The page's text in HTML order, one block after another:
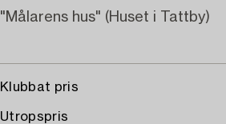
"Målarens hus" (Huset i Tattby)
Klubbat pris
Utropspris